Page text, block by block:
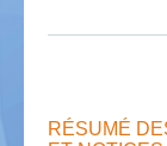
RÉSUMÉ